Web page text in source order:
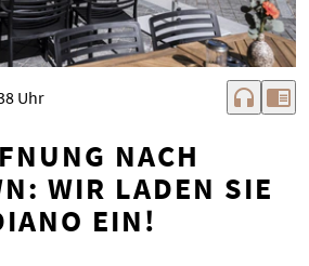
Uhr headphones chrome_reader_mode
NACH
WIR LADEN SIE
EIN!